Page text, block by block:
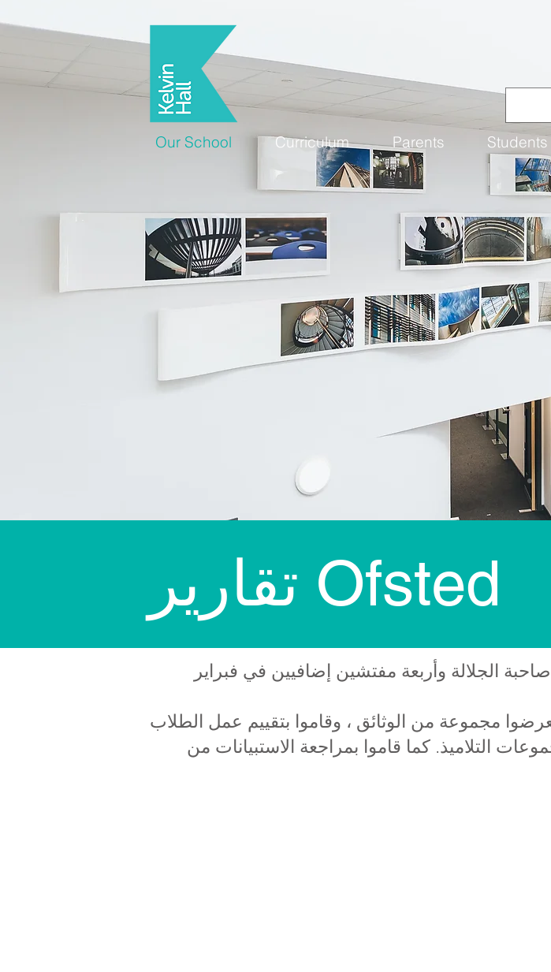
Our School Curriculum Parents Students
تقارير Ofsted
الجلالة وأربعة مفتشين إضافيين في فبراير
مجموعة من الوثائق ، وقاموا بتقييم عمل الطلاب
التلاميذ. كما قاموا بمراجعة الاستبيانات من